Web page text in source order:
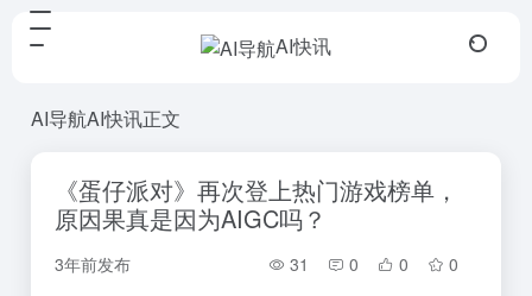
AI快讯
AI导航AI快讯正文
《蛋仔派对》再次登上热门游戏榜单，
原因果真是因为AIGC吗？
3年前发布 31 0 0 0